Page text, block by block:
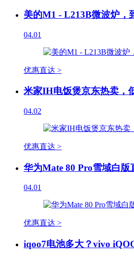
美的M1 - L213B微波炉，
04.01
优惠直达 >
米家IH电饭煲京东热卖，
04.02
优惠直达 >
华为Mate 80 Pro雪域白版
04.01
优惠直达 >
iqoo7电池多大？vivo